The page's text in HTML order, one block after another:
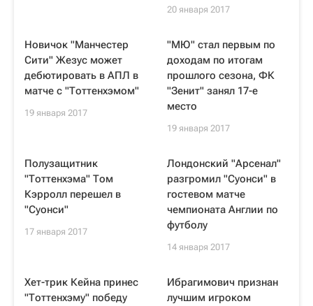
20 января 2017
Новичок "Манчестер
Сити" Жезус может
дебютировать в АПЛ в
матче с "Тоттенхэмом"
19 января 2017
"МЮ" стал первым по
доходам по итогам
прошлого сезона, ФК
"Зенит" занял 17-е
место
19 января 2017
Полузащитник
"Тоттенхэма" Том
Кэрролл перешел в
"Суонси"
17 января 2017
Лондонский "Арсенал"
разгромил "Суонси" в
гостевом матче
чемпионата Англии по
футболу
14 января 2017
Хет-трик Кейна принес
"Тоттенхэму" победу
Ибрагимович признан
лучшим игроком